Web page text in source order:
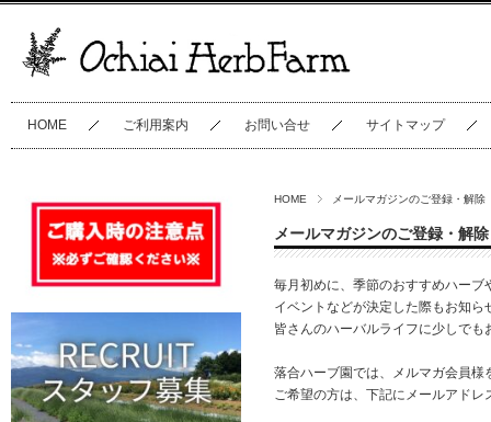
HOME ご利用案内 お問い合せ サイトマップ
HOME メールマガジンのご登録・解除
メールマガジンのご登録・解除
毎月初めに、季節のおすすめハー
イベントなどが決定した際もお知ら
皆さんのハーバルライフに少しでも
落合ハーブ園では、メルマガ会員様
ご希望の方は、下記にメールアド